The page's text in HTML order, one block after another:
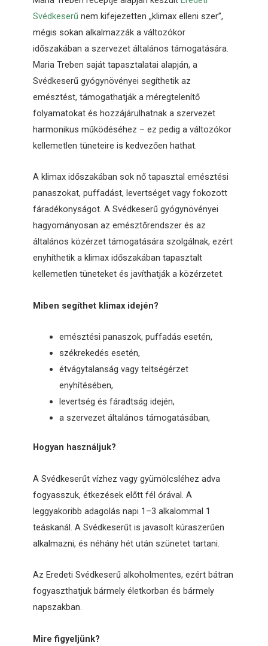
Svédkeserű nem kifejezetten „klimax elleni szer”,
mégis sokan alkalmazzák a változókor
időszakában a szervezet általános támogatására.
Maria Treben saját tapasztalatai alapján, a
Svédkeserű gyógynövényei segíthetik az
emésztést, támogathatják a méregtelenítő
folyamatokat és hozzájárulhatnak a szervezet
harmonikus működéséhez – ez pedig a változókor
kellemetlen tüneteire is kedvezően hathat.
A klimax időszakában sok nő tapasztal emésztési
panaszokat, puffadást, levertséget vagy fokozott
fáradékonyságot. A Svédkeserű gyógynövényei
hagyományosan az emésztőrendszer és az
általános közérzet támogatására szolgálnak, ezért
enyhíthetik a klimax időszakában tapasztalt
kellemetlen tüneteket és javíthatják a közérzetet.
Miben segíthet klimax idején?
emésztési panaszok, puffadás esetén,
székrekedés esetén,
étvágytalanság vagy teltségérzet
enyhítésében,
levertség és fáradtság idején,
a szervezet általános támogatásában,
Hogyan használjuk?
A Svédkeserűt vízhez vagy gyümölcsléhez adva
fogyasszuk, étkezések előtt fél órával. A
leggyakoribb adagolás napi 1–3 alkalommal 1
teáskanál. A Svédkeserűt is javasolt kúraszerűen
alkalmazni, és néhány hét után szünetet tartani.
Az Eredeti Svédkeserű alkoholmentes, ezért bátran
fogyaszthatjuk bármely életkorban és bármely
napszakban.
Mire figyeljünk?